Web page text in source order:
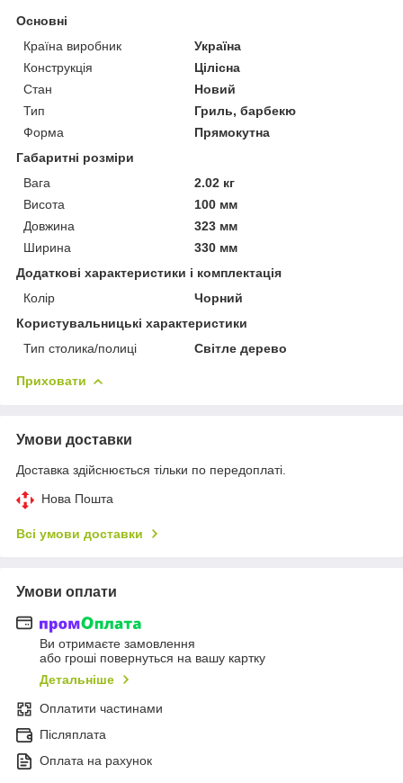
Основні
Країна виробник
Україна
Конструкція
Цілісна
Стан
Новий
Тип
Гриль, барбекю
Форма
Прямокутна
Габаритні розміри
Вага
2.02 кг
Висота
100 мм
Довжина
323 мм
Ширина
330 мм
Додаткові характеристики і комплектація
Колір
Чорний
Користувальницькі характеристики
Тип столика/полиці
Світле дерево
Приховати
Умови доставки
Доставка здійснюється тільки по передоплаті.
Нова Пошта
Всі умови доставки
Умови оплати
Ви отримаєте замовлення
або гроші повернуться на вашу картку
Детальніше
Оплатити частинами
Післяплата
Оплата на рахунок